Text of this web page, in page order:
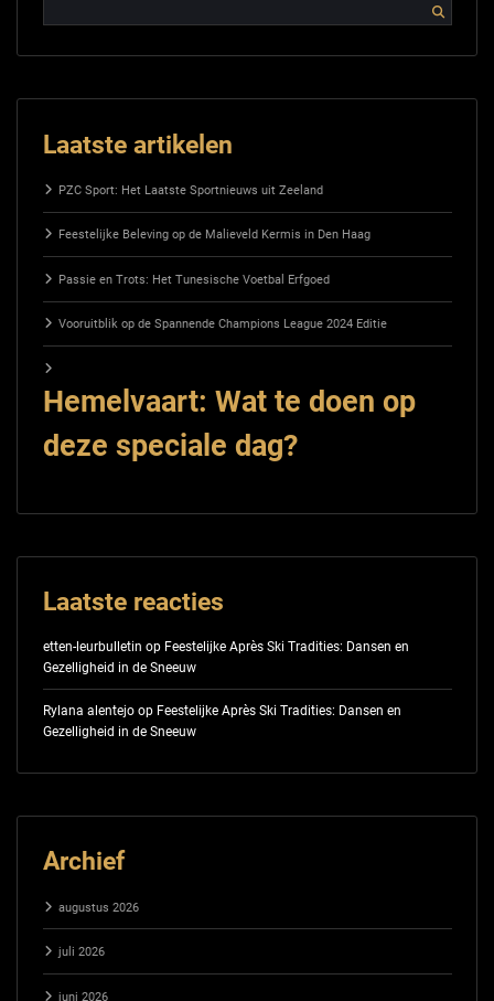
Laatste artikelen
PZC Sport: Het Laatste Sportnieuws uit Zeeland
Feestelijke Beleving op de Malieveld Kermis in Den Haag
Passie en Trots: Het Tunesische Voetbal Erfgoed
Vooruitblik op de Spannende Champions League 2024 Editie
Hemelvaart: Wat te doen op
deze speciale dag?
Laatste reacties
etten-leurbulletin op Feestelijke Après Ski Tradities: Dansen en
Gezelligheid in de Sneeuw
Rylana alentejoop Feestelijke Après Ski Tradities: Dansen en
Gezelligheid in de Sneeuw
Archief
augustus 2026
juli 2026
juni 2026